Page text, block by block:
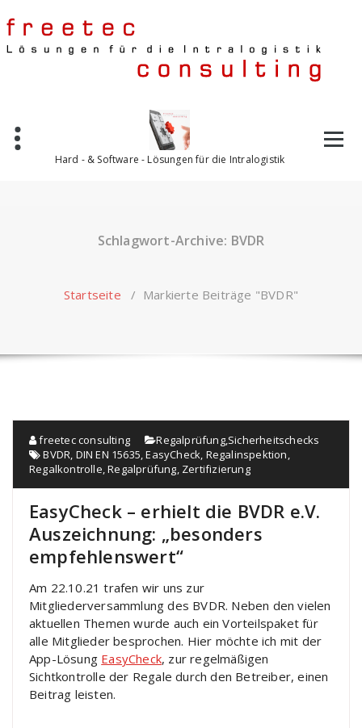
to
content
Hard - & Software - Lösungen für die Intralogistik
Schlagwort-Archive: BVDR
Startseite / Markierte Beiträge "BVDR"
freetec consulting Regalprüfung, Sicherheitschecks
BVDR DIN EN 15635 ,EasyCheck Regalinspektion
Regalkontrolle ,Regalprüfung Zertifizierung
EasyCheck – erhielt die BVDR e.V.
Auszeichnung: „besonders
empfehlenswert“
Am 22.10.21 trafen wir uns zur
Mitgliederversammlung des BVDR. Neben den vielen
aktuellen Themen wurde auch ein Vorteilspaket für
alle Mitglieder besprochen. Hier möchte ich mit der
App-Lösung EasyCheck, zur regelmäßigen
Sichtkontrolle der Regale durch den Betreiber, einen
Beitrag leisten.